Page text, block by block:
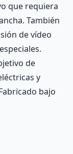
que requiera
También
de vídeo
de
y
bajo